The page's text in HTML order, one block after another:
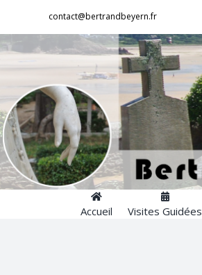
contenu
contact@bertrandbeyern.fr
Accueil Visites Guidées